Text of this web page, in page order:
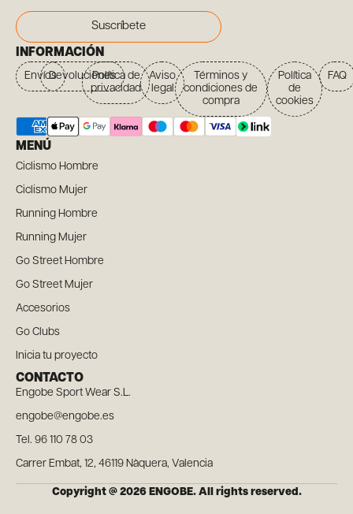
Suscríbete
INFORMACIÓN
EnvíosDevolucionesPolítica de
privacidad
Aviso
legal
Términos y
condiciones de
compra
Política
de
cookies
FAQ
MENÚ
Ciclismo Hombre
Ciclismo Mujer
Running Hombre
Running Mujer
Go Street Hombre
Go Street Mujer
Accesorios
Go Clubs
Inicia tu proyecto
CONTACTO
Engobe Sport Wear S.L.
engobe@engobe.es
Tel. 96 110 78 03
Carrer Embat, 12, 46119 Nàquera, Valencia
Copyright @ 2026 ENGOBE. All rights reserved.